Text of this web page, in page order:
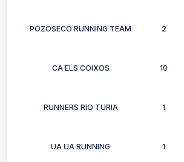
POZOSECO RUNNING TEAM 2
CA ELS COIXOS 10
RUNNERS RIO TURIA 1
UA UA RUNNING 1